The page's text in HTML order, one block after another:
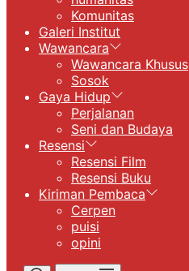
Komunitas
Galeri Institut
Wawancara
Wawancara Khusus
Sosok
Gaya Hidup
Perjalanan
Seni dan Budaya
Resensi
Resensi Film
Resensi Buku
Kiriman Pembaca
Cerpen
puisi
opini